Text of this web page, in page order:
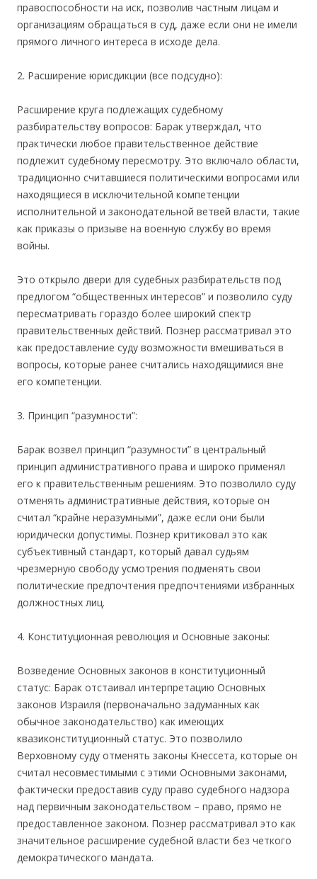
правоспособности на иск, позволив частным лицам и
организациям обращаться в суд, даже если они не имели
прямого личного интереса в исходе дела.
2. Расширение юрисдикции (все подсудно):
Расширение круга подлежащих судебному
разбирательству вопросов: Барак утверждал, что
практически любое правительственное действие
подлежит судебному пересмотру. Это включало области,
традиционно считавшиеся политическими вопросами или
находящиеся в исключительной компетенции
исполнительной и законодательной ветвей власти, такие
как приказы о призыве на военную службу во время
войны.
Это открыло двери для судебных разбирательств под
предлогом “общественных интересов” и позволило суду
пересматривать гораздо более широкий спектр
правительственных действий. Познер рассматривал это
как предоставление суду возможности вмешиваться в
вопросы, которые ранее считались находящимися вне
его компетенции.
3. Принцип “разумности”:
Барак возвел принцип “разумности” в центральный
принцип административного права и широко применял
его к правительственным решениям. Это позволило суду
отменять административные действия, которые он
считал “крайне неразумными”, даже если они были
юридически допустимы. Познер критиковал это как
субъективный стандарт, который давал судьям
чрезмерную свободу усмотрения подменять свои
политические предпочтения предпочтениями избранных
должностных лиц.
4. Конституционная революция и Основные законы:
Возведение Основных законов в конституционный
статус: Барак отстаивал интерпретацию Основных
законов Израиля (первоначально задуманных как
обычное законодательство) как имеющих
квазиконституционный статус. Это позволило
Верховному суду отменять законы Кнессета, которые он
считал несовместимыми с этими Основными законами,
фактически предоставив суду право судебного надзора
над первичным законодательством – право, прямо не
предоставленное законом. Познер рассматривал это как
значительное расширение судебной власти без четкого
демократического мандата.